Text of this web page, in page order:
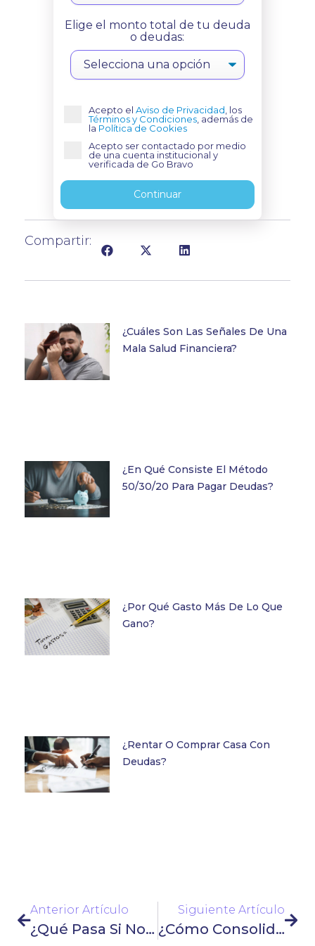
Elige el monto total de tu deuda
o deudas:
Acepto elAviso de Privacidad , los
Términos y Condiciones , además de
la Política de Cookies
Acepto ser contactado por medio
de una cuenta institucional y
verificada de Go Bravo
Continuar
Compartir:
¿Cuáles Son Las Señales De Una
Mala Salud Financiera?
¿En Qué Consiste El Método
50/30/20 Para Pagar Deudas?
¿Por Qué Gasto Más De Lo Que
Gano?
¿Rentar O Comprar Casa Con
Deudas?
Anterior Artículo
¿Qué Pasa Si No Pago Mi Tarjeta De Crédito? Riesgos Y Soluciones
Siguiente Artículo
¿Cómo Consolidar Deudas En BBVA México? Guía Completa